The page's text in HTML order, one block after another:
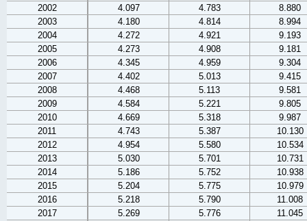
2002
4.097 4.783
8.880
2003
4.180 4.814
8.994
2004
4.272 4.921
9.193
2005
4.273 4.908
9.181
2006
4.345 4.959
9.304
2007
4.402 5.013
9.415
2008
4.468 5.113
9.581
2009
4.584 5.221
9.805
2010
4.669 5.318
9.987
2011
4.743 5.387
10.130
2012
4.954 5.580
10.534
2013
5.030 5.701
10.731
2014
5.186 5.752
10.938
2015
5.204 5.775
10.979
2016
5.218 5.790
11.008
2017
5.269 5.776
11.045